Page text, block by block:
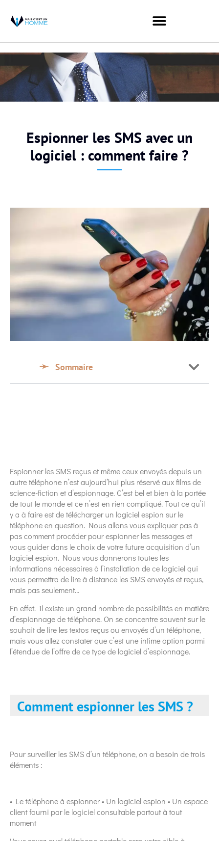
Espionner les SMS avec un
logiciel : comment faire ?
Sommaire
Espionner les SMS reçus et même ceux envoyés depuis un
autre téléphone n’est aujourd’hui plus réservé aux films de
science-fiction et d’espionnage. C’est bel et bien à la portée
de tout le monde et ce n’est en rien compliqué. Tout ce qu’il
y a à faire est de télécharger un logiciel espion sur le
téléphone en question. Nous allons vous expliquer pas à
pas comment procéder pour espionner les messages et
vous guider dans le choix de votre future acquisition d’un
logiciel espion. Nous vous donnerons toutes les
informations nécessaires à l’installation de ce logiciel qui
vous permettra de lire à distance les SMS envoyés et reçus,
mais pas seulement…
En effet. Il existe un grand nombre de possibilités en matière
d’espionnage de téléphone. On se concentre souvent sur le
souhait de lire les textos reçus ou envoyés d’un téléphone,
mais vous allez constater que c’est une infime option parmi
l’étendue de l’offre de ce type de logiciel d’espionnage.
Comment espionner les SMS ?
Pour surveiller les SMS d’un téléphone, on a besoin de trois
éléments :
• Le téléphone à espionner • Un logiciel espion • Un espace
client fourni par le logiciel consultable partout à tout
moment